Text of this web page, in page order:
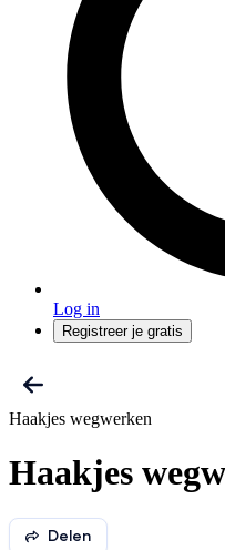
Log in
Registreer je gratis
Haakjes wegwerken
Haakjes
Delen